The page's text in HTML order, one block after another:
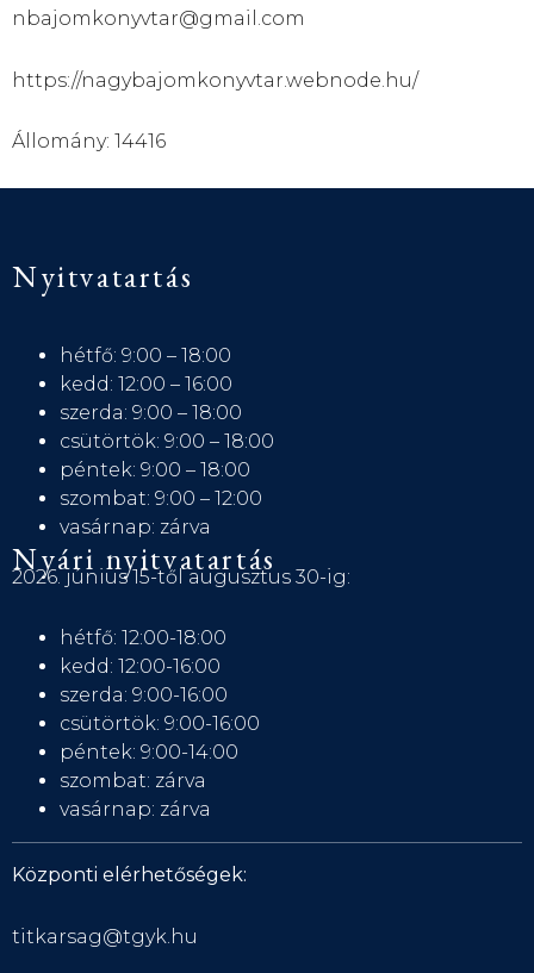
nbajomkonyvtar@gmail.com
https://nagybajomkonyvtar.webnode.hu/
Állomány: 14416
Nyitvatartás
hétfő: 9:00 – 18:00
kedd: 12:00 – 16:00
szerda: 9:00 – 18:00
csütörtök: 9:00 – 18:00
péntek: 9:00 – 18:00
szombat: 9:00 – 12:00
vasárnap: zárva
Nyári nyitvatartás
2026. június 15-től augusztus 30-ig:
hétfő: 12:00-18:00
kedd: 12:00-16:00
szerda: 9:00-16:00
csütörtök: 9:00-16:00
péntek: 9:00-14:00
szombat: zárva
vasárnap: zárva
Központi elérhetőségek:
titkarsag@tgyk.hu